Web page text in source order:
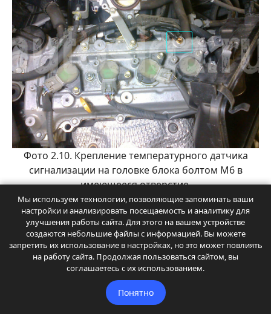
Фото 2.10. Крепление температурного датчика
сигнализации на головке блока болтом М6 в
имеющееся отверстие.
Мы используем технологии, позволяющие запоминать ваши
настройки и анализировать посещаемость и аналитику для
улучшения работы сайта. Для этого на вашем устройстве
создаются небольшие файлы с информацией. Вы можете
запретить их использование в настройках, но это может повлиять
на работу сайта. Продолжая пользоваться сайтом, вы
соглашаетесь с их использованием.
Понятно